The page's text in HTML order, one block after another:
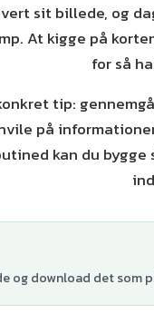
sit billede, og
At kigge på
for så
tip:
på
kan du
og download det som